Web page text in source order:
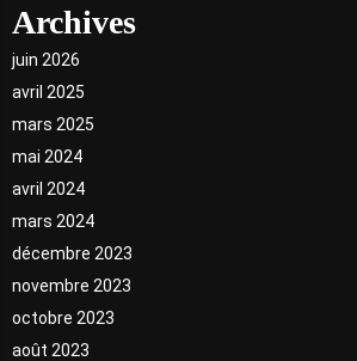
Archives
juin 2026
avril 2025
mars 2025
mai 2024
avril 2024
mars 2024
décembre 2023
novembre 2023
octobre 2023
août 2023